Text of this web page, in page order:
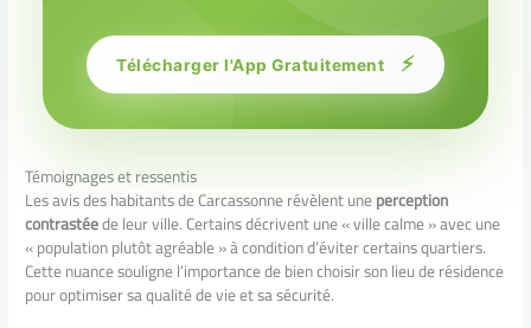
Télécharger l'App Gratuitement ⚡
Témoignages et ressentis
Les avis des habitants de Carcassonne révèlent uneperception
contrastéede leur ville. Certains décrivent une « ville calme » avec une
« population plutôt agréable » à condition d’éviter certains quartiers.
Cette nuance souligne l’importance de bien choisir son lieu de résidence
pour optimiser sa qualité de vie et sa sécurité.